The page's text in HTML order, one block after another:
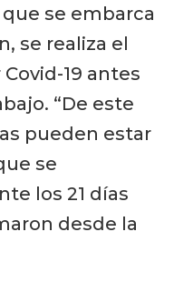
se embarca
se realiza el
19 antes
“De este
pueden estar
se
los 21 días
desde la